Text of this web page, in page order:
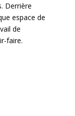
Derrière
espace de
de
faire.